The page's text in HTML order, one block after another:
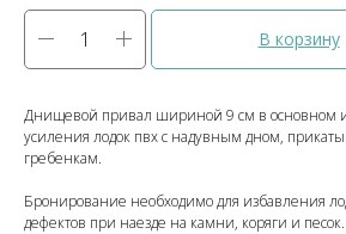
В корзину
Днищевой привал шириной 9 см в основном
усиления лодок пвх с надувным дном,
гребенкам.
Бронирование необходимо для избавления
дефектов при наезде на камни, коряги и песок.